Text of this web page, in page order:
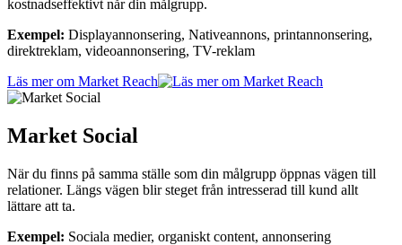
kostnadseffektivt når din målgrupp.
Exempel: Displayannonsering, Nativeannons, printannonsering,
direktreklam, videoannonsering, TV-reklam
Läs mer om Market Reach
Market Social
När du finns på samma ställe som din målgrupp öppnas vägen till
relationer. Längs vägen blir steget från intresserad till kund allt
lättare att ta.
Exempel: Sociala medier, organiskt content, annonsering